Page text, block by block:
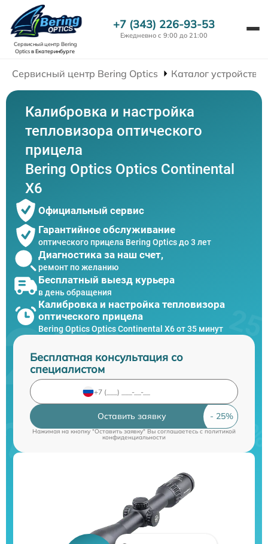
Сервисный центр Bering
Opticsв Екатеринбурге
+7 (343) 226-93-53
Ежедневно с 9:00 до 21:00
Сервисный центр Bering Optics Каталог устройств
Калибровка и настройка
тепловизора оптического
прицела
Bering Optics Optics Continental
X6
Официальный сервис
Гарантийное обслуживание
оптического прицела Bering Optics до 3 лет
Диагностика за наш счет,
ремонт по желанию
Бесплатный выезд курьера
в день обращения
Калибровка и настройка тепловизора
оптического прицела
Bering Optics Optics Continental X6 от 35 минут
Бесплатная консультация со
специалистом
Оставить заявку
Нажимая на кнопку "Оставить заявку" Вы соглашаетесь cполитикой
конфиденциальности